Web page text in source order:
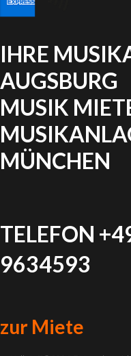
IHRE
AUGSBURG
MUSIK
MÜNCHEN
TELEFON
9634593
zur Miete